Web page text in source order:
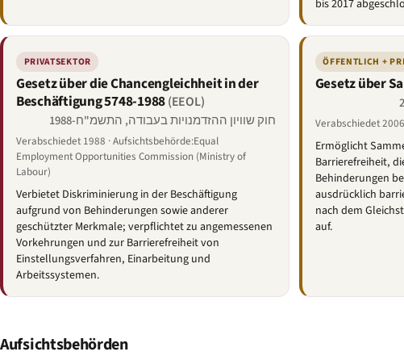
bis 2017
PRIVATSEKTOR
Gesetz über die Chancengleichheit in der
Beschäftigung 5748-1988(EEOL)
חוק שוויון ההזדמנויות בעבודה, התשמ"ח-1988
Verabschiedet 1988 · Aufsichtsbehörde:Equal
Employment Opportunities Commission (Ministry of
Labour)
Verbietet Diskriminierung in der Beschäftigung
aufgrund von Behinderungen sowie anderer
geschützter Merkmale; verpflichtet zu angemessenen
Vorkehrungen und zur Barrierefreiheit von
Einstellungsverfahren, Einarbeitung und
Arbeitssystemen.
ÖFFENTLICH +
Gesetz über
Verabschiedet
Ermöglicht
Barrierefreiheit,
Behinderungen
ausdrücklich
nach dem
auf.
Aufsichtsbehörden